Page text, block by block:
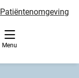
Patiëntenomgeving
Menu